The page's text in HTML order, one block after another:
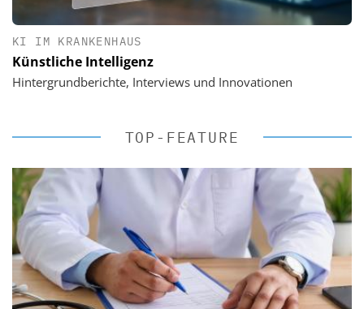
KI IM KRANKENHAUS
Künstliche Intelligenz
Hintergrundberichte, Interviews und Innovationen
TOP-FEATURE